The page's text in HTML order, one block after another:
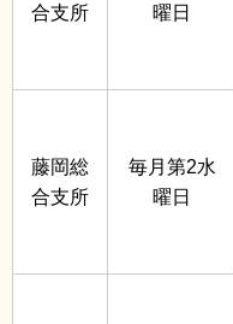
合支所
曜日
藤岡総
合支所
毎月第2水
曜日